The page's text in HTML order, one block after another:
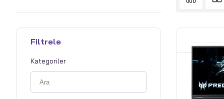
Filtrele
Kategoriler